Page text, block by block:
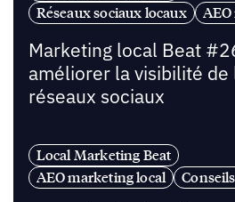
Réseaux sociaux locaux
Marketing local Beat
améliorer la visibilité de
réseaux sociaux
Local Marketing Beat
AEO marketing local